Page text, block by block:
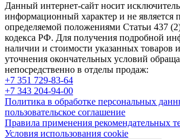
Данный интернет-сайт носит
информационный характер и не является
определяемой положениями Статьи 437
кодекса РФ. Для получения подробной
наличии и стоимости указанных товаров
уточнения окончательных условий
непосредственно в отделы продаж:
+7 351 729-83-64
+7 343 204-94-00
Политика в обработке персональных
пользовательское соглашение
Правила применения рекомендательных
Условия использования cookie